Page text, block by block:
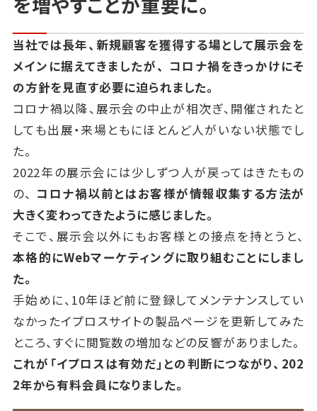
当社では長年、新規顧客を獲得する場として展示会を
メインに据えてきましたが、 コロナ禍をきっかけにそ
の方針を見直す必要に迫られました。
コロナ禍以降、展示会の中止が相次ぎ、開催されたと
しても出展・来場ともにほとんど人がいない状態でし
た。
2022年の展示会には少しずつ人が戻ってはきたもの
の、 コロナ禍以前とはお客様が情報収集する方法が
大きく変わってきたように感じました。
そこで、展示会以外にもお客様との接点を持とうと、
本格的にWebマーケティングに取り組むことにしまし
た。
手始めに、10年ほど前に登録してメンテナンスしてい
なかったイプロスサイトの製品ページを更新してみた
ところ、すぐに閲覧数の増加などの反響がありました。
これが「イプロスは有効だ」との判断につながり、202
2年から有料会員になりました。